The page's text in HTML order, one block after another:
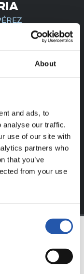
About
and ads, to
analyse our traffic.
use of our site with
partners who
that you’ve
from your use
y disfruta de
ti.